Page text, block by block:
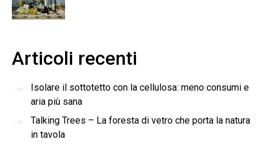
Articoli recenti
Isolare il sottotetto con la cellulosa: meno consumi e
aria più sana
Talking Trees – La foresta di vetro che porta la natura
in tavola